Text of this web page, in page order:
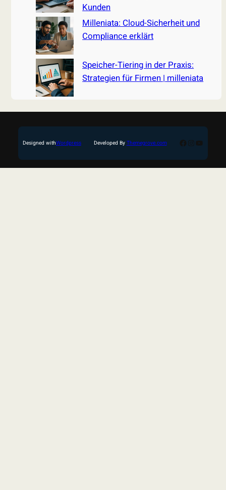
Kunden
Milleniata: Cloud-Sicherheit und
Compliance erklärt
Speicher-Tiering in der Praxis:
Strategien für Firmen | milleniata
Designed withWordpress Developed By Themegrove.com Facebook
Instagram